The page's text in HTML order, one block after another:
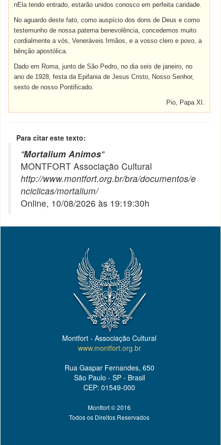
nEla tendo entrado, estarão unidos conosco em perfeita caridade.
No aguardo deste fato, como auspício dos dons de Deus e como
testemunho de nossa paterna benevolência, concedemos muito
cordialmente a vós, Veneráveis Irmãos, e a vosso clero e povo, a
bênção apostólica.
Dado em Roma, junto de São Pedro, no dia seis de janeiro, no
ano de 1928, festa da Epifania de Jesus Cristo, Nosso Senhor,
sexto de nosso Pontificado.
Pio, Papa XI.
Para citar este texto:
"Mortalium Animos"
MONTFORT Associação Cultural
http://www.montfort.org.br/bra/documentos/e
nciclicas/mortalium/
Online, 10/08/2026 às 19:19:30h
Montfort - Associação Cultural
www.montfort.org.br
Rua Gaspar Fernandes, 650
São Paulo - SP - Brasil
CEP: 01549-000
Montfort © 2016
Todos os Direitos Reservados